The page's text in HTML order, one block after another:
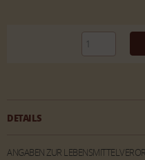
DETAILS
ANGABEN ZUR